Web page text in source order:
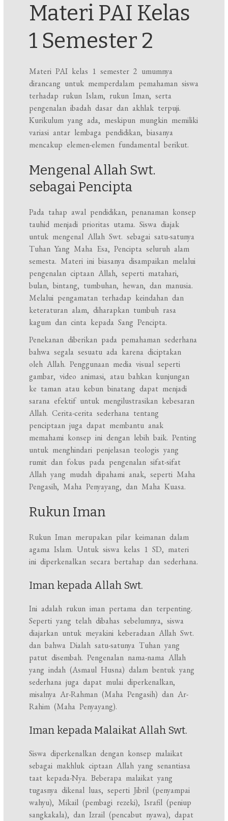
Materi PAI Kelas
1 Semester 2
Materi PAI kelas 1 semester 2 umumnya
dirancang untuk memperdalam pemahaman siswa
terhadap rukun Islam, rukun Iman, serta
pengenalan ibadah dasar dan akhlak terpuji.
Kurikulum yang ada, meskipun mungkin memiliki
variasi antar lembaga pendidikan, biasanya
mencakup elemen-elemen fundamental berikut.
Mengenal Allah Swt.
sebagai Pencipta
Pada tahap awal pendidikan, penanaman konsep
tauhid menjadi prioritas utama. Siswa diajak
untuk mengenal Allah Swt. sebagai satu-satunya
Tuhan Yang Maha Esa, Pencipta seluruh alam
semesta. Materi ini biasanya disampaikan melalui
pengenalan ciptaan Allah, seperti matahari,
bulan, bintang, tumbuhan, hewan, dan manusia.
Melalui pengamatan terhadap keindahan dan
keteraturan alam, diharapkan tumbuh rasa
kagum dan cinta kepada Sang Pencipta.
Penekanan diberikan pada pemahaman sederhana
bahwa segala sesuatu ada karena diciptakan
oleh Allah. Penggunaan media visual seperti
gambar, video animasi, atau bahkan kunjungan
ke taman atau kebun binatang dapat menjadi
sarana efektif untuk mengilustrasikan kebesaran
Allah. Cerita-cerita sederhana tentang
penciptaan juga dapat membantu anak
memahami konsep ini dengan lebih baik. Penting
untuk menghindari penjelasan teologis yang
rumit dan fokus pada pengenalan sifat-sifat
Allah yang mudah dipahami anak, seperti Maha
Pengasih, Maha Penyayang, dan Maha Kuasa.
Rukun Iman
Rukun Iman merupakan pilar keimanan dalam
agama Islam. Untuk siswa kelas 1 SD, materi
ini diperkenalkan secara bertahap dan sederhana.
Iman kepada Allah Swt.
Ini adalah rukun iman pertama dan terpenting.
Seperti yang telah dibahas sebelumnya, siswa
diajarkan untuk meyakini keberadaan Allah Swt.
dan bahwa Dialah satu-satunya Tuhan yang
patut disembah. Pengenalan nama-nama Allah
yang indah (Asmaul Husna) dalam bentuk yang
sederhana juga dapat mulai diperkenalkan,
misalnya Ar-Rahman (Maha Pengasih) dan Ar-
Rahim (Maha Penyayang).
Iman kepada Malaikat Allah Swt.
Siswa diperkenalkan dengan konsep malaikat
sebagai makhluk ciptaan Allah yang senantiasa
taat kepada-Nya. Beberapa malaikat yang
tugasnya dikenal luas, seperti Jibril (penyampai
wahyu), Mikail (pembagi rezeki), Israfil (peniup
sangkakala), dan Izrail (pencabut nyawa), dapat